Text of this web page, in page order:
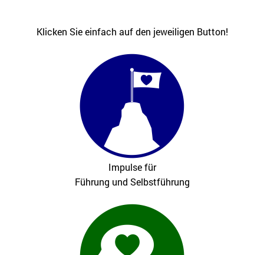
Klicken Sie einfach auf den jeweiligen Button!
Impulse für
Führung und Selbstführung